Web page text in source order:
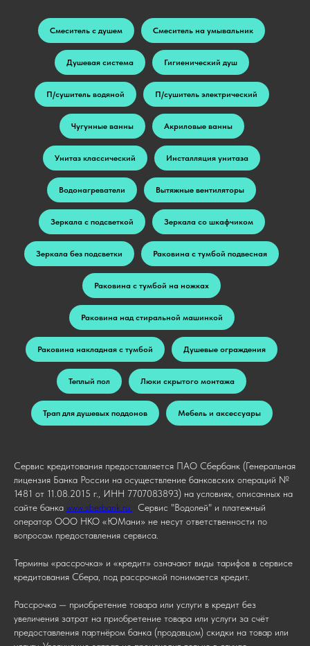
Смеситель с душем Смеситель на умывальник
Душевая система Гигиенический душ
П/сушитель водяной П/сушитель электрический
Чугунные ванны Акриловые ванны
Унитаз классический Инсталляция унитаза
Водонагреватели Вытяжные вентиляторы
Зеркала с подсветкой Зеркала со шкафчиком
Зеркала без подсветки Раковина с тумбой подвесная
Раковина с тумбой на ножках
Раковина над стиральной машинкой
Раковина накладная с тумбой Душевые ограждения
Теплый пол Люки скрытого монтажа
Трап для душевых поддонов Мебель и аксессуары
Сервис кредитования предоставляется ПАО Сбербанк (Генеральная
лицензия Банка России на осуществление банковских операций №
1481 от 11.08.2015 г., ИНН 7707083893) на условиях, описанных на
сайте банка www.sberbank.ru.
Сервис "Водолей" и платежный
оператор ООО НКО «ЮМани» не несут ответственности по
вопросам предоставления сервиса.
Термины «рассрочка» и «кредит» означают виды тарифов в сервисе
кредитования Сбера, под рассрочкой понимается кредит.
Рассрочка — приобретение товара или услуги в кредит без
увеличения затрат на приобретение товара или услуги за счёт
предоставления партнёром банка (продавцом) скидки на товар или